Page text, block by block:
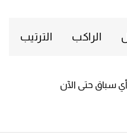
الراكب الترتيب
سباق حتى الآن